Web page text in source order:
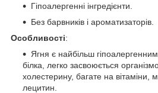
Гіпоалергенні інгредієнти.
Без барвників і ароматизаторів.
Особливості:
Ягня є найбільш
білка, легко засвоюється
холестерину, багате на вітаміни,
лецитин.